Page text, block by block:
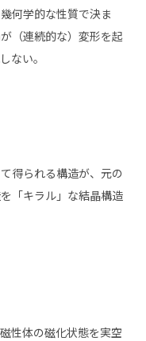
何学的な性質で決ま
（連続的な）変形を起
ない。
得られる構造が、元の
「キラル」な結晶構造
性体の磁化状態を実空